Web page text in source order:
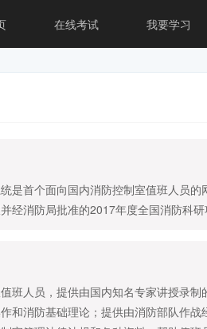
在线考试 我要学习
是首个面向国内消防控制室值班人员
经消防局批准的2017年度全国消防科研
班人员，提供由国内知名专家讲授录
和消防基础理论；提供由消防部队作